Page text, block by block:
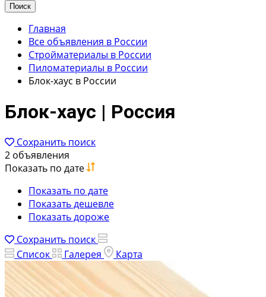
Поиск
Главная
Все объявления в России
Стройматериалы в России
Пиломатериалы в России
Блок-хаус в России
Блок-хаус | Россия
Сохранить поиск
2 объявления
Показать по дате
Показать по дате
Показать дешевле
Показать дороже
Сохранить поиск
Список
Галерея Карта